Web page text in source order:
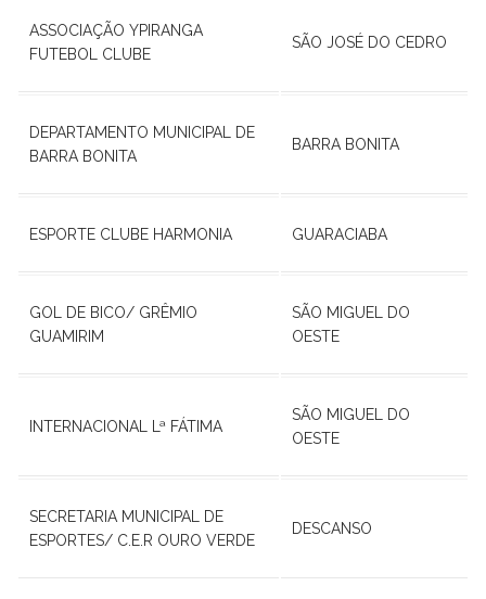
ASSOCIAÇÃO YPIRANGA
FUTEBOL CLUBE
SÃO JOSÉ DO CEDRO
DEPARTAMENTO MUNICIPAL DE
BARRA BONITA
BARRA BONITA
ESPORTE CLUBE HARMONIA GUARACIABA
GOL DE BICO/ GRÊMIO
GUAMIRIM
SÃO MIGUEL DO
OESTE
INTERNACIONAL Lª FÁTIMA
SÃO MIGUEL DO
OESTE
SECRETARIA MUNICIPAL DE
ESPORTES/ C.E.R OURO VERDE
DESCANSO